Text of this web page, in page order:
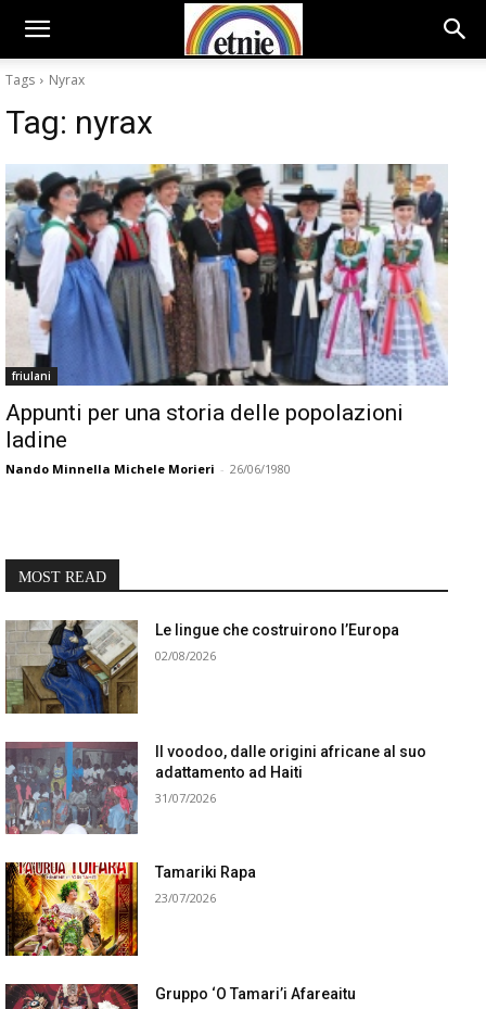
Tags Nyrax
Tag: nyrax
friulani
Appunti per una storia delle popolazioni
ladine
Nando Minnella Michele Morieri - 26/06/1980
MOST READ
Le lingue che costruirono l’Europa
02/08/2026
Il voodoo, dalle origini africane al suo
adattamento ad Haiti
31/07/2026
Tamariki Rapa
23/07/2026
Gruppo ‘O Tamari’i Afareaitu